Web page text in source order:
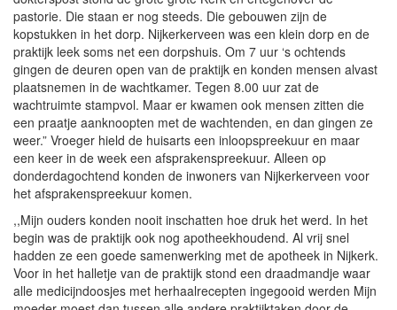
pastorie. Die staan er nog steeds. Die gebouwen zijn de
kopstukken in het dorp. Nijkerkerveen was een klein dorp en de
praktijk leek soms net een dorpshuis. Om 7 uur ‘s ochtends
gingen de deuren open van de praktijk en konden mensen alvast
plaatsnemen in de wachtkamer. Tegen 8.00 uur zat de
wachtruimte stampvol. Maar er kwamen ook mensen zitten die
een praatje aanknoopten met de wachtenden, en dan gingen ze
weer.” Vroeger hield de huisarts een inloopspreekuur en maar
een keer in de week een afsprakenspreekuur. Alleen op
donderdagochtend konden de inwoners van Nijkerkerveen voor
het afsprakenspreekuur komen.
,,Mijn ouders konden nooit inschatten hoe druk het werd. In het
begin was de praktijk ook nog apotheekhoudend. Al vrij snel
hadden ze een goede samenwerking met de apotheek in Nijkerk.
Voor in het halletje van de praktijk stond een draadmandje waar
alle medicijndoosjes met herhaalrecepten ingegooid werden Mijn